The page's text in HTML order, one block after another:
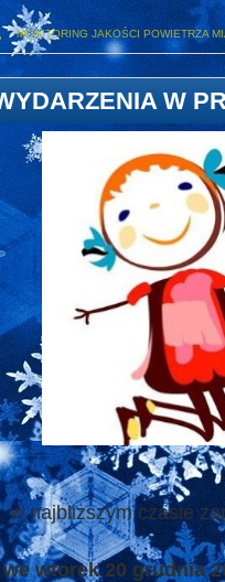
MONITORING JAKOŚCI POWIETRZA
W
w najbliższym czasie
we wtorek 20 grudnia